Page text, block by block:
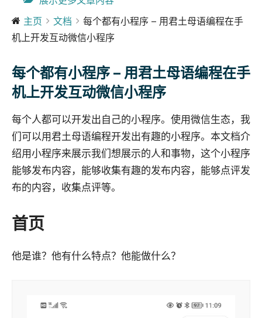
主页
文档
每个都有小程序 – 用君土母语编程在手
机上开发互动微信小程序
每个都有小程序 – 用君土母语编程在手
机上开发互动微信小程序
每个人都可以开发出自己的小程序。使用微信生态，我
们可以用君土母语编程开发出有趣的小程序。本文档介
绍用小程序来展示我们想展示的人和事物，这个小程序
能够发布内容，能够收集有趣的发布内容，能够点评发
布的内容，收集点评等。
首页
他是谁？他有什么特点？他能做什么？